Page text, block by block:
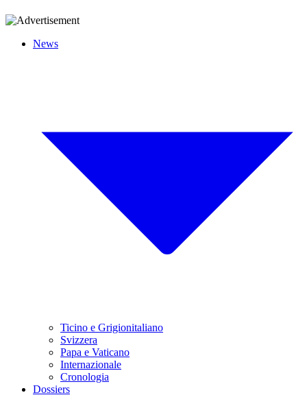
News
Ticino e Grigionitaliano
Svizzera
Papa e Vaticano
Internazionale
Cronologia
Dossiers